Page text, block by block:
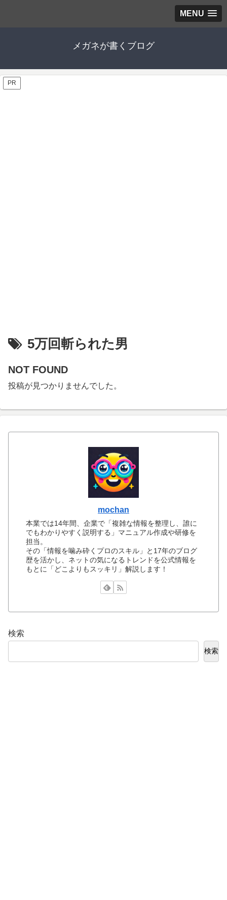
MENU
メガネが書くブログ
PR
5万回斬られた男
NOT FOUND
投稿が見つかりませんでした。
mochan
本業では14年間、企業で「複雑な情報を整理し、誰に
でもわかりやすく説明する」マニュアル作成や研修を
担当。
その「情報を噛み砕くプロのスキル」と17年のブログ
歴を活かし、ネットの気になるトレンドを公式情報を
もとに「どこよりもスッキリ」解説します！
検索
検索